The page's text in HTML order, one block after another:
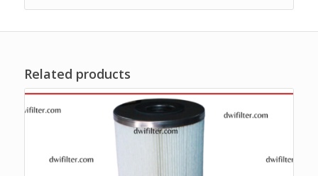
Related products